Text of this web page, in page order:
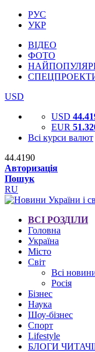
РУС
УКР
ВІДЕО
ФОТО
USD
USD
EUR
Всі курси валют
44.4190
Авторизація
Пошук
RU
ВСІ РОЗДІЛИ
Головна
Україна
Місто
Світ
Всі
Росія
Бізнес
Наука
Шоу-бізнес
Спорт
Lifestyle
БЛОГИ